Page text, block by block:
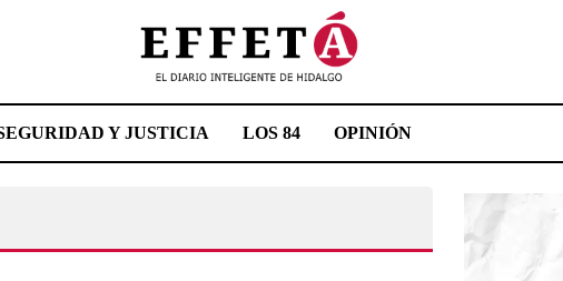
Y JUSTICIA LOS 84 OPINIÓN